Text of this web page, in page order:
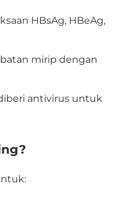
HBsAg, HBeAg,
mirip dengan
antivirus untuk